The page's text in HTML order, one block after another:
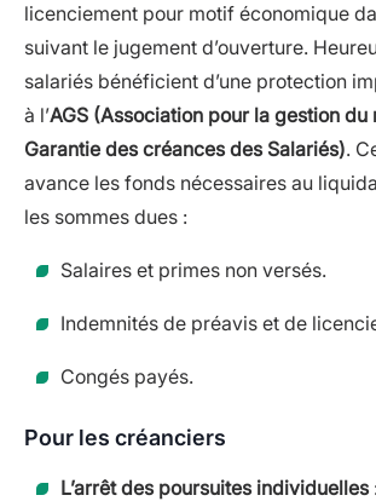
licenciement pour motif économique
suivant le jugement d’ouverture.
salariés bénéficient d’une protection
à l’AGS (Association pour la gestion du
Garantie des créances des Salariés).
avance les fonds nécessaires au
les sommes dues :
Salaires et primes non versés.
Indemnités de préavis et de
Congés payés.
Pour les créanciers
L’arrêt des poursuites individuelles